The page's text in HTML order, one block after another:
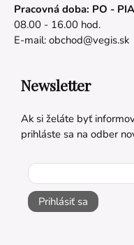
Pracovná doba: PO - PIA
08.00 - 16.00 hod.
E-mail: obchod@vegis.sk
Newsletter
Ak si želáte byť
prihláste sa na odber
Prihlásiť sa